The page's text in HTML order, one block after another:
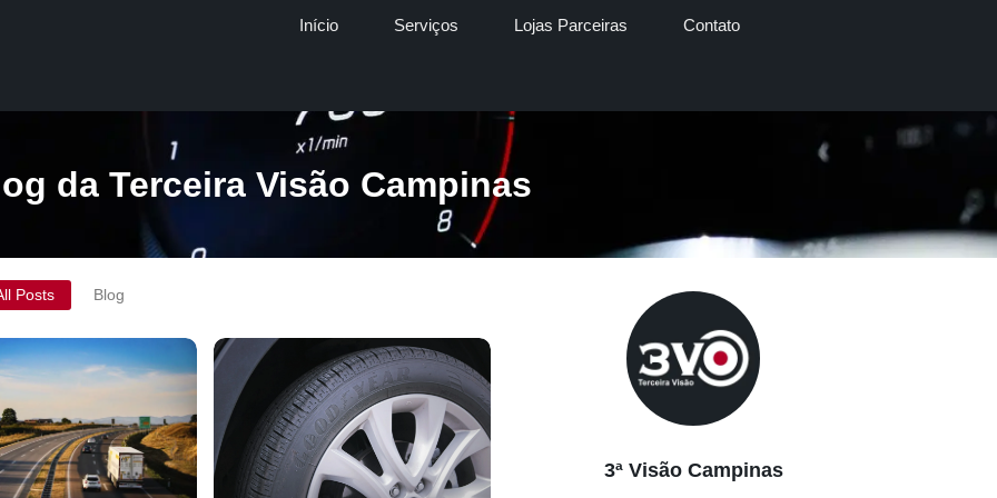
Início Serviços Lojas Parceiras Contato
da Terceira Visão Campinas
3ª Visão Campinas
Posts Blog